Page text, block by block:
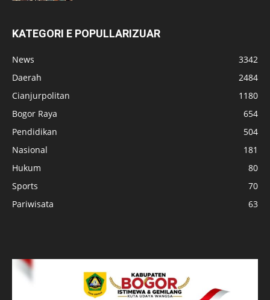
KATEGORI E POPULLARIZUAR
News
3342
Daerah
2484
Cianjurpolitan
1180
Bogor Raya
654
Pendidikan
504
Nasional
181
Hukum
80
Sports
70
Pariwisata
63